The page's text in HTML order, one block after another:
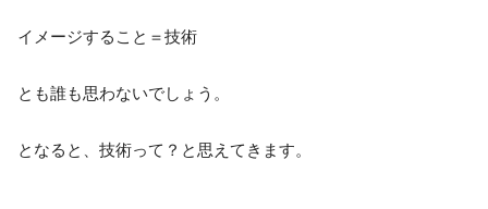
イメージすること＝技術
とも誰も思わないでしょう。
となると、技術って？と思えてきます。